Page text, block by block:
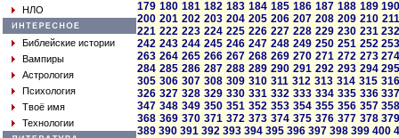
НЛО
Библейские истории
Вампиры
Астрология
Психология
Твоё имя
Технологии
179 180 181 182 183 184 185 186 187 188 189
200 201 202 203 204 205 206 207 208 209 210 211
221 222 223 224 225 226 227 228 229 230 231
242 243 244 245 246 247 248 249 250 251 252
263 264 265 266 267 268 269 270 271 272 273
284 285 286 287 288 289 290 291 292 293 294
305 306 307 308 309 310 311 312 313 314 315 316
326 327 328 329 330 331 332 333 334 335 336
347 348 349 350 351 352 353 354 355 356 357
368 369 370 371 372 373 374 375 376 377 378
389 390 391 392 393 394 395 396 397 398 399 400